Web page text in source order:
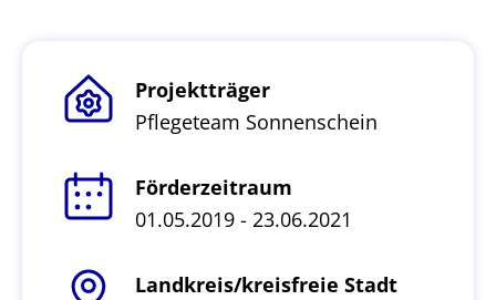
Projektträger
Pflegeteam Sonnenschein
Förderzeitraum
01.05.2019 - 23.06.2021
Landkreis/kreisfreie Stadt